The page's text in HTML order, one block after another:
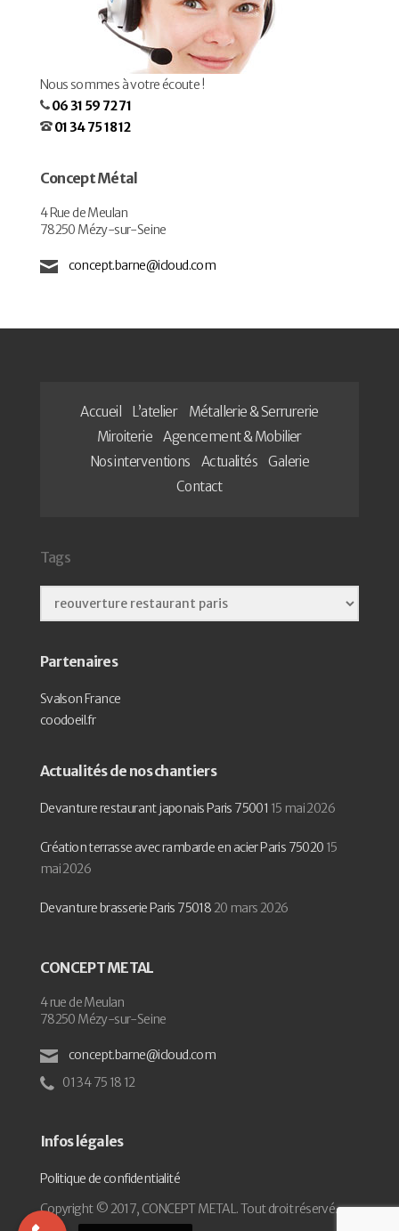
Nous sommes à votre écoute !
06 31 59 72 71
01 34 75 18 12
Concept Métal
4 Rue de Meulan
78250 Mézy-sur-Seine
concept.barne@icloud.com
Accueil L’atelier
Métallerie & Serrurerie
Miroiterie
Agencement & Mobilier
Nos interventions
Actualités
Galerie
Contact
Tags
Partenaires
Svalson France
coodoeil.fr
Actualités de nos chantiers
Devanture restaurant japonais Paris 75001 15 mai 2026
Création terrasse avec rambarde en acier Paris 75020 15
mai 2026
Devanture brasserie Paris 75018 20 mars 2026
CONCEPT METAL
4 rue de Meulan
78250 Mézy-sur-Seine
concept.barne@icloud.com
01 34 75 18 12
Infos légales
Politique de confidentialité
Copyright © 2017, CONCEPT METAL. Tout droit réservé.